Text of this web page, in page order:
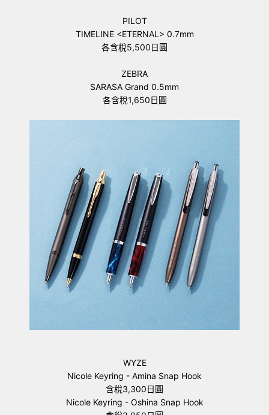
PILOT
TIMELINE <ETERNAL> 0.7mm
各含稅5,500日圓
ZEBRA
SARASA Grand 0.5mm
各含稅1,650日圓
WYZE
Nicole Keyring - Amina Snap Hook
含稅3,300日圓
Nicole Keyring - Oshina Snap Hook